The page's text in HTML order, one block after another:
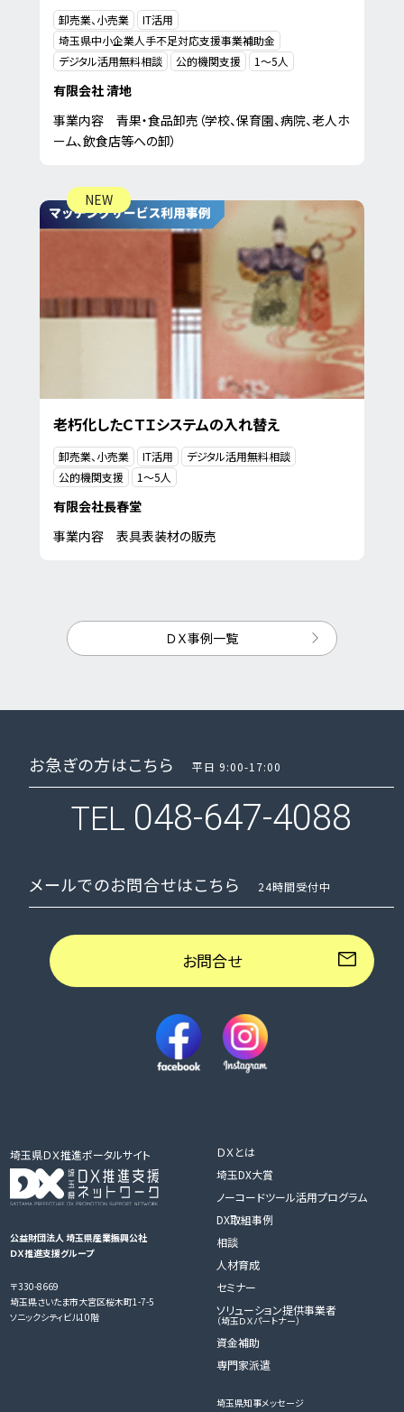
卸売業、小売業
IT活用
埼玉県中小企業人手不足対応支援事業補助金
デジタル活用無料相談
公的機関支援 1〜5人
有限会社 清地
事業内容 青果・食品卸売（学校、保育園、病院、老人ホ
ーム、飲食店等への卸）
老朽化したＣＴＩシステムの入れ替え
卸売業、小売業 IT活用
デジタル活用無料相談
公的機関支援
1〜5人
有限会社長春堂
事業内容 表具表装材の販売
ＤＸ事例一覧
お急ぎの方はこちら 平日 9:00-17:00
TEL 048-647-4088
メールでのお問合せはこちら 24時間受付中
お問合せ
埼玉県ＤＸ推進ポータルサイト
公益財団法人 埼玉県産業振興公社
ＤＸ推進支援グループ
〒330-8669
埼玉県さいたま市大宮区桜木町1-7-5
ソニックシティビル10階
ＤＸとは
埼玉DX大賞
ノーコードツール活用プログラム
DX取組事例
相談
人材育成
セミナー
ソリューション提供事業者
（埼玉ＤＸパートナー）
資金補助
専門家派遣
埼玉県知事メッセージ